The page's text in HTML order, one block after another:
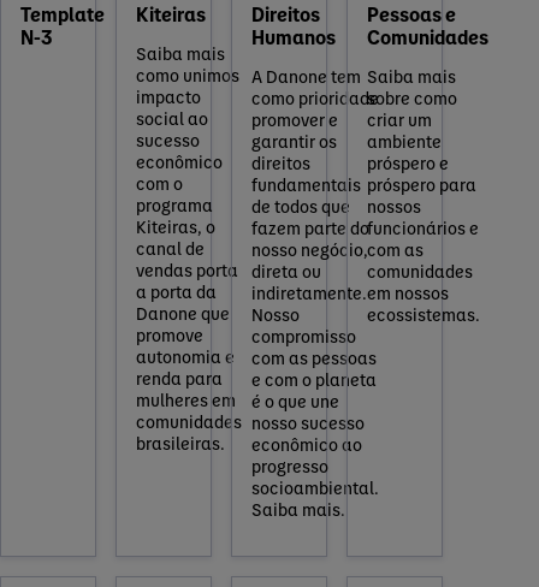
Template
N-3
Kiteiras
Saiba mais
como unimos
impacto
social ao
sucesso
econômico
com o
programa
Kiteiras, o
canal de
vendas porta
a porta da
Danone que
promove
autonomia e
renda para
mulheres em
comunidades
brasileiras.
Direitos
Humanos
A Danone tem
como prioridade
promover e
garantir os
direitos
fundamentais
de todos que
fazem parte do
nosso negócio,
direta ou
indiretamente.
Nosso
compromisso
com as pessoas
e com o planeta
é o que une
nosso sucesso
econômico ao
progresso
socioambiental.
Saiba mais.
Pessoas e
Comunidades
Saiba mais
sobre como
criar um
ambiente
próspero e
próspero para
nossos
funcionários e
com as
comunidades
em nossos
ecossistemas.